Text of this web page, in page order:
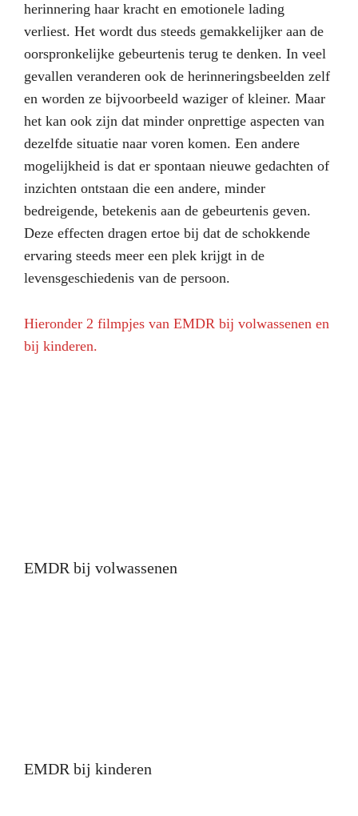
herinnering haar kracht en emotionele lading
verliest. Het wordt dus steeds gemakkelijker aan de
oorspronkelijke gebeurtenis terug te denken. In veel
gevallen veranderen ook de herinneringsbeelden zelf
en worden ze bijvoorbeeld waziger of kleiner. Maar
het kan ook zijn dat minder onprettige aspecten van
dezelfde situatie naar voren komen. Een andere
mogelijkheid is dat er spontaan nieuwe gedachten of
inzichten ontstaan die een andere, minder
bedreigende, betekenis aan de gebeurtenis geven.
Deze effecten dragen ertoe bij dat de schokkende
ervaring steeds meer een plek krijgt in de
levensgeschiedenis van de persoon.
Hieronder 2 filmpjes van EMDR bij volwassenen en
bij kinderen.
EMDR bij volwassenen
EMDR bij kinderen